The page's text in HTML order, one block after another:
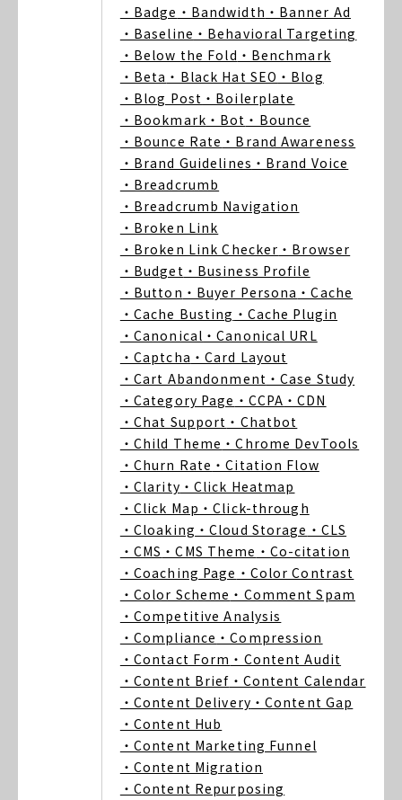
・Badge ・Bandwidth ・Banner Ad
・Baseline ・Behavioral Targeting
・Below the Fold ・Benchmark
・Beta ・Black Hat SEO ・Blog
・Blog Post ・Boilerplate
・Bookmark ・Bot ・Bounce
・Bounce Rate ・Brand Awareness
・Brand Guidelines ・Brand Voice
・Breadcrumb
・Breadcrumb Navigation
・Broken Link
・Broken Link Checker ・Browser
・Budget ・Business Profile
・Button ・Buyer Persona ・Cache
・Cache Busting ・Cache Plugin
・Canonical ・Canonical URL
・Captcha ・Card Layout
・Cart Abandonment ・Case Study
・Category Page ・CCPA ・CDN
・Chat Support ・Chatbot
・Child Theme ・Chrome DevTools
・Churn Rate ・Citation Flow
・Clarity ・Click Heatmap
・Click Map ・Click-through
・Cloaking ・Cloud Storage ・CLS
・CMS ・CMS Theme ・Co-citation
・Coaching Page ・Color Contrast
・Color Scheme ・Comment Spam
・Competitive Analysis
・Compliance ・Compression
・Contact Form ・Content Audit
・Content Brief ・Content Calendar
・Content Delivery ・Content Gap
・Content Hub
・Content Marketing Funnel
・Content Migration
・Content Repurposing